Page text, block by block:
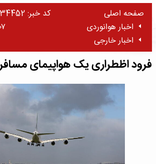
صفحه اصلی
اخبار هوانوردی
اخبار خارجی
کد خبر: 34452
فرود اظطراری یک هواپیمای